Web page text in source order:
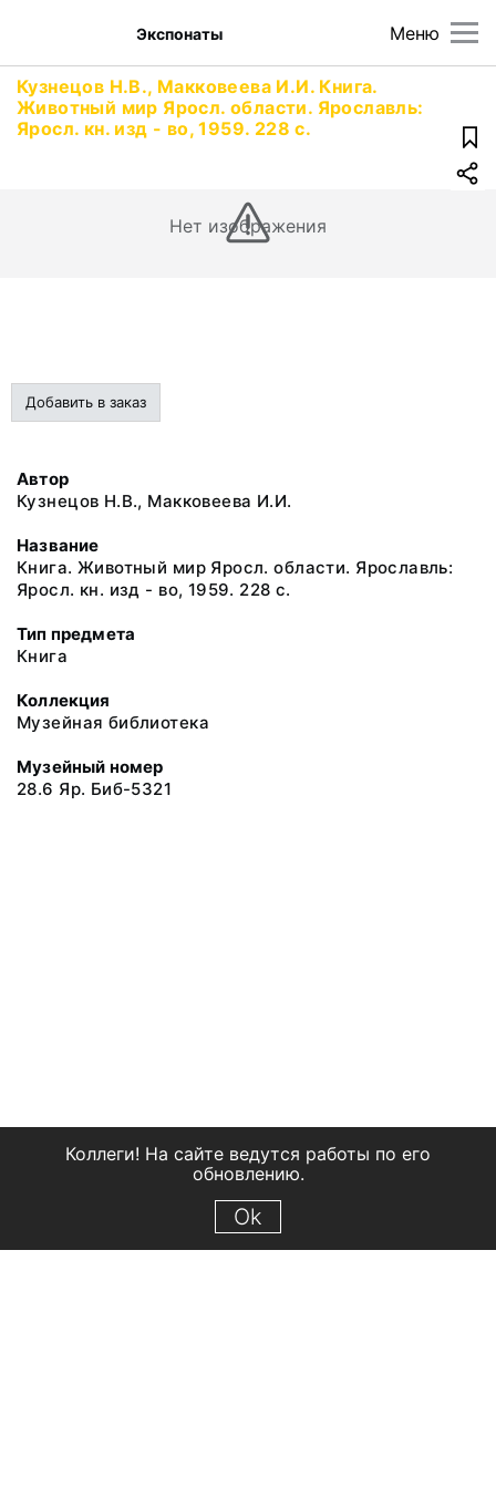
Меню
Экспонаты
Кузнецов Н.В., Макковеева И.И. Книга.
Животный мир Яросл. области. Ярославль:
Яросл. кн. изд - во, 1959. 228 с.
Нет изображения
Добавить в заказ
Автор
Кузнецов Н.В., Макковеева И.И.
Название
Книга. Животный мир Яросл. области. Ярославль:
Яросл. кн. изд - во, 1959. 228 с.
Тип предмета
Книга
Коллекция
Музейная библиотека
Музейный номер
28.6 Яр. Биб-5321
Коллеги! На сайте ведутся работы по его
обновлению.
Ok